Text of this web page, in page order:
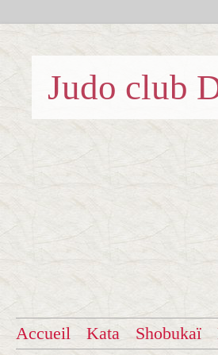
Judo club
Accueil Kata Shobukaï